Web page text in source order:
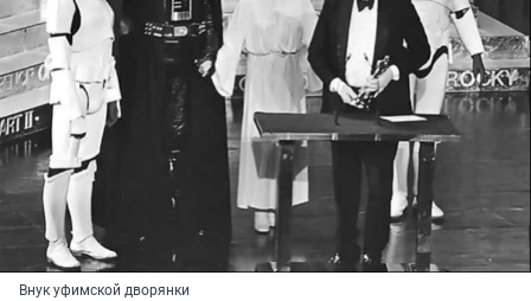
Внук уфимской дворянки